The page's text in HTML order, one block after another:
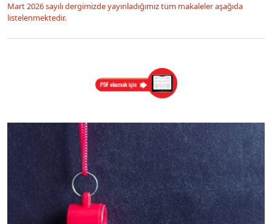
Mart 2026 sayılı dergimizde yayınladığımız tüm makaleler aşağıda
listelenmektedir.